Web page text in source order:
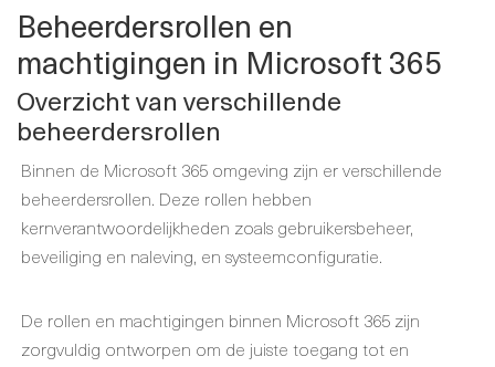
Beheerdersrollen en
machtigingen in Microsoft 365
Overzicht van verschillende
beheerdersrollen
Binnen de Microsoft 365 omgeving zijn er verschillende
beheerdersrollen. Deze rollen hebben
kernverantwoordelijkheden zoals gebruikersbeheer,
beveiliging en naleving, en systeemconfiguratie.
De rollen en machtigingen binnen Microsoft 365 zijn
zorgvuldig ontworpen om de juiste toegang tot en